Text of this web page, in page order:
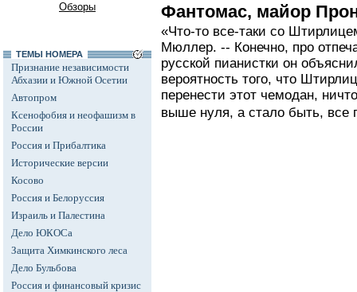
Обзоры
ТЕМЫ НОМЕРА
Признание независимости
Абхазии и Южной Осетии
Автопром
Ксенофобия и неофашизм в
России
Россия и Прибалтика
Исторические версии
Косово
Россия и Белоруссия
Израиль и Палестина
Дело ЮКОСа
Защита Химкинского леса
Дело Бульбова
Россия и финансовый кризис
Фантомас, майор
«Что-то все-таки со
Мюллер. -- Конечно, про
русской пианистки он
вероятность того, что
перенести этот чемодан,
выше нуля, а стало быть, все